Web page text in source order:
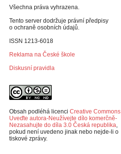
Všechna práva vyhrazena.
Tento server dodržuje právní předpisy
o ochraně osobních údajů.
ISSN 1213-6018
Reklama na České škole
Diskusní pravidla
Obsah podléhá licenci Creative Commons
Uveďte autora-Neužívejte dílo komerčně-
Nezasahujte do díla 3.0 Česká republika
pokud není uvedeno jinak nebo nejde-li o
tiskové zprávy.